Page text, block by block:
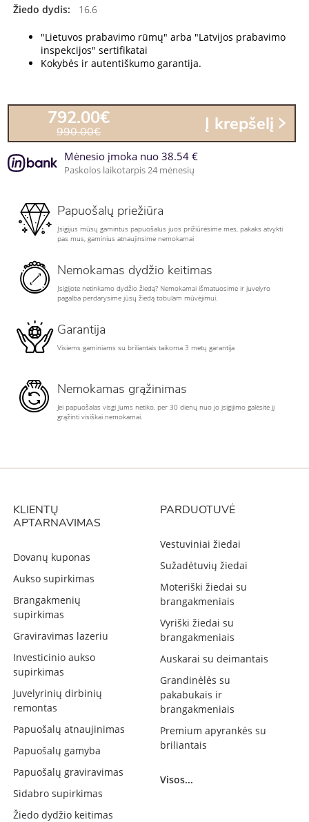
Žiedo dydis:
16.6
"Lietuvos prabavimo rūmų" arba "Latvijos prabavimo
inspekcijos" sertifikatai
Kokybės ir autentiškumo garantija.
792.00€
990.00€ Į krepšelį
Mėnesio įmoka nuo 38.54 €
Paskolos laikotarpis 24 mėnesių
Papuošalų priežiūra
Įsigijus mūsų gamintus papuošalus juos prižiūrėsime mes, pakaks atvykti
pas mus, gaminius atnaujinsime nemokamai
Nemokamas dydžio keitimas
Įsigijote netinkamo dydžio žiedą? Nemokamai išmatuosime ir juvelyro
pagalba perdarysime jūsų žiedą tobulam mūvėjimui.
Garantija
Visiems gaminiams su briliantais taikoma 3 metų garantija
Nemokamas grąžinimas
Jei papuošalas visgi Jums netiko, per 30 dienų nuo jo įsigijimo galėsite jį
grąžinti visiškai nemokamai.
KLIENTŲ
APTARNAVIMAS
Dovanų kuponas
Aukso supirkimas
Brangakmenių
supirkimas
Graviravimas lazeriu
Investicinio aukso
supirkimas
Juvelyrinių dirbinių
remontas
Papuošalų atnaujinimas
Papuošalų gamyba
Papuošalų graviravimas
Sidabro supirkimas
Žiedo dydžio keitimas
PARDUOTUVĖ
Vestuviniai žiedai
Sužadėtuvių žiedai
Moteriški žiedai su
brangakmeniais
Vyriški žiedai su
brangakmeniais
Auskarai su deimantais
Grandinėlės su
pakabukais ir
brangakmeniais
Premium apyrankės su
briliantais
Visos...